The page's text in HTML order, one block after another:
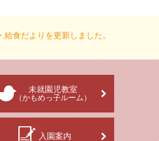
給食だよりを更新しました。
未就園児教室
（かもめっ子ルーム）
入園案内